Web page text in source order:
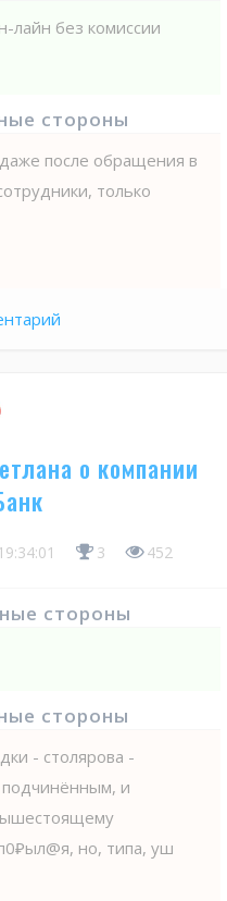
без комиссии
стороны
после обращения в
только
о компании
3 452
стороны
стороны
- столярова -
и
но, типа, уш